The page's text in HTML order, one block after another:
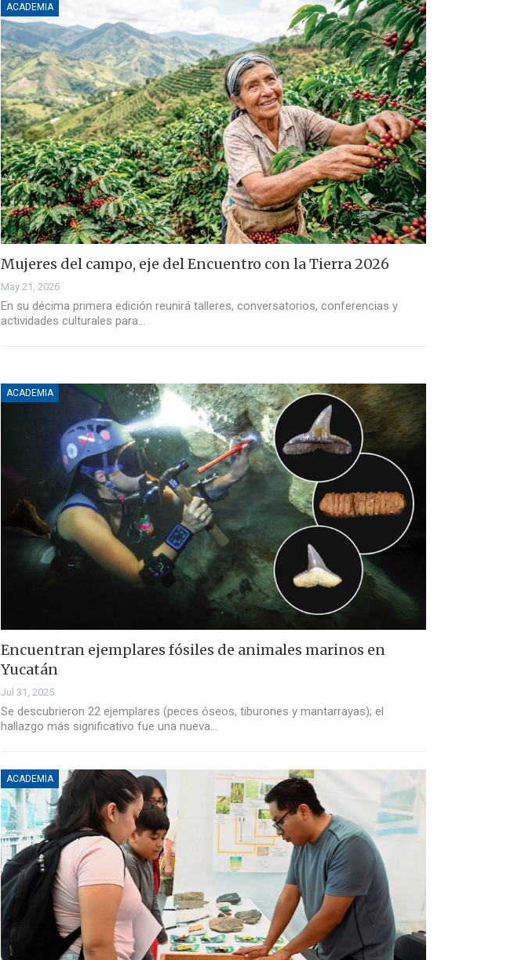
ACADEMIA
Mujeres del campo, eje del Encuentro con la Tierra 2026
May 21, 2026
En su décima primera edición reunirá talleres, conversatorios, conferencias y
actividades culturales para…
ACADEMIA
Encuentran ejemplares fósiles de animales marinos en
Yucatán
Jul 31, 2025
Se descubrieron 22 ejemplares (peces óseos, tiburones y mantarrayas); el
hallazgo más significativo fue una nueva…
ACADEMIA